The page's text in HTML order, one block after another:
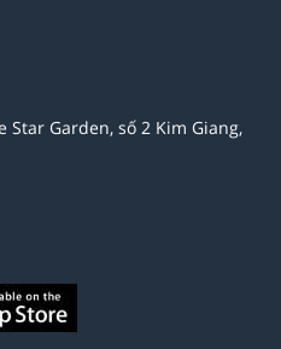
Star Garden, số 2 Kim Giang,